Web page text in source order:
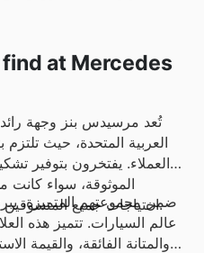
at Mercedes
تُعد مرسيدس بنز وجهة
العربية المتحدة، حيث
العملاء. يفتخرون بتوفير
الموثوقة، سواء كانت
احتياجات جميع المتسوقين وتوفير خيارات متنوعة وموثوقة.
ضمن مجموعتهم المتميزة،
عالم السيارات. تتميز هذه
والمتانة الفائقة، والقيمة